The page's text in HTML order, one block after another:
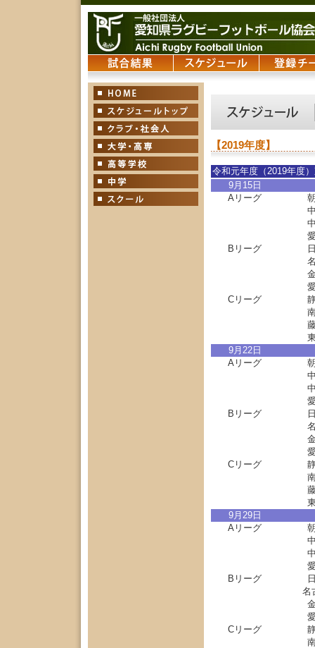
【2019年度】
令和元年度（2019年度
9月15日
Aリーグ
Bリーグ
Cリーグ
9月22日
Aリーグ
Bリーグ
Cリーグ
9月29日
Aリーグ
Bリーグ
名
Cリーグ